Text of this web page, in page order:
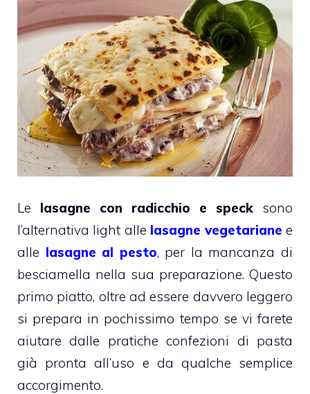
Le lasagne con radicchio e speck sono
l’alternativa light alle lasagne vegetariane e
alle lasagne al pesto, per la mancanza di
besciamella nella sua preparazione. Questo
primo piatto, oltre ad essere davvero leggero
si prepara in pochissimo tempo se vi farete
aiutare dalle pratiche confezioni di pasta
già pronta all’uso e da qualche semplice
accorgimento.